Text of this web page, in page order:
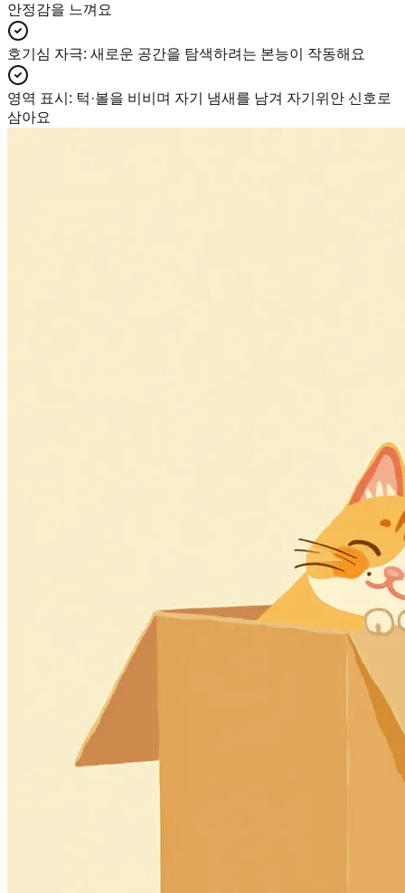
안정감을 느껴요
호기심 자극: 새로운 공간을 탐색하려는 본능이 작동해요
영역 표시 : 턱·볼을 비비며 자기 냄새를 남겨 자기위안 신호로
삼아요